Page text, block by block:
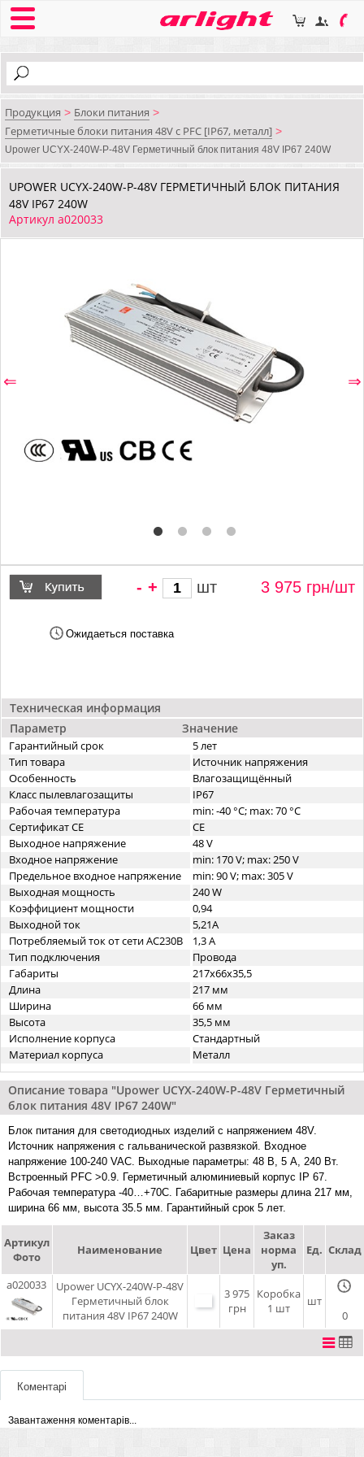
Продукция > Блоки питания >
Герметичные блоки питания 48V с PFC [IP67, металл] >
Upower UCYX-240W-P-48V Герметичный блок питания 48V IP67 240W
UPOWER UCYX-240W-P-48V ГЕРМЕТИЧНЫЙ БЛОК ПИТАНИЯ
48V IP67 240W
Артикул a020033
⇐ ⇒
Техническая информация
Параметр
Значение
Гарантийный срок
5 лет
Тип товара
Источник напряжения
Особенность
Влагозащищённый
Класс пылевлагозащиты
IP67
Рабочая температура
min: -40 °C; max: 70 °C
Сертификат CE
CE
Выходное напряжение
48 V
Входное напряжение
min: 170 V; max: 250 V
Предельное входное напряжение
min: 90 V; max: 305 V
Выходная мощность
240 W
Коэффициент мощности
0,94
Выходной ток
5,21A
Потребляемый ток от сети AC230В
1,3 A
Тип подключения
Провода
Габариты
217x66x35,5
Длина
217 мм
Ширина
66 мм
Высота
35,5 мм
Исполнение корпуса
Стандартный
Материал корпуса
Металл
- + шт 3 975 грн/шт
Ожидаеться поставка
Описание товара "Upower UCYX-240W-P-48V Герметичный
блок питания 48V IP67 240W"
Блок питания для светодиодных изделий с напряжением 48V.
Источник напряжения с гальванической развязкой. Входное
напряжение 100-240 VAC. Выходные параметры: 48 В, 5 А, 240 Вт.
Встроенный PFC >0.9. Герметичный алюминиевый корпус IP 67.
Рабочая температура -40…+70C. Габаритные размеры длина 217 мм,
ширина 66 мм, высота 35.5 мм. Гарантийный срок 5 лет.
Артикул
Фото
Наименование Цвет Цена
Заказ
норма
уп.
Ед. Склад
a020033
Upower UCYX-240W-P-48V
Герметичный блок
питания 48V IP67 240W
3 975
грн
Коробка
1 шт
шт
0
Коментарі
Завантаження коментарів...